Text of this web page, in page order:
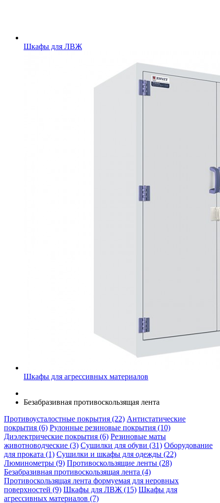
Шкафы для ЛВЖ
Шкафы для агрессивных материалов
Безабразивная противоскользящая лента
Противоусталостные покрытия (22) Антистатические
покрытия (6) Рулонные резиновые покрытия (10)
Диэлектрические покрытия (6) Резиновые маты
животноводческие (3) Сушилки для обуви (31) Оборудование
для проката (1) Сушилки и шкафы для одежды (22)
Люминометры (9) Противоскользящие ленты (28)
Безабразивная противоскользящая лента (4)
Противоскользящая лента формуемая для неровных
поверхностей (9) Шкафы для ЛВЖ (15) Шкафы для
агрессивных материалов (7)